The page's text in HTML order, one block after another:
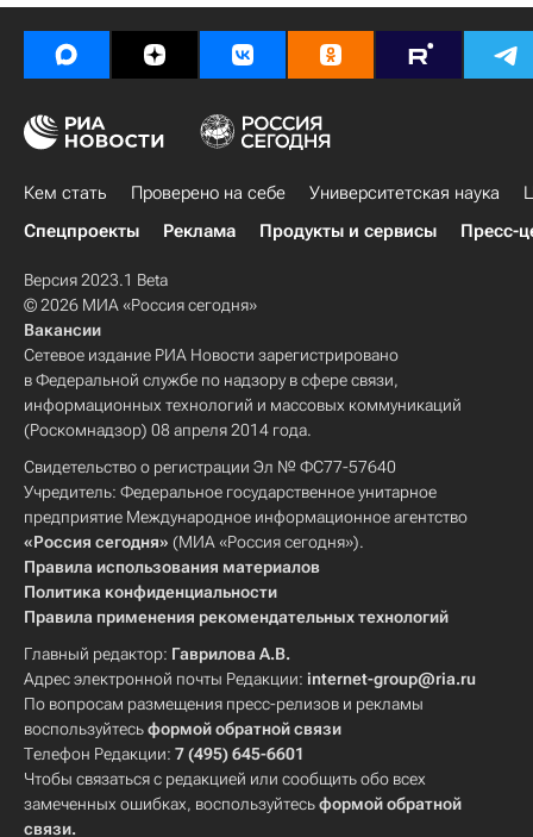
Кем стать Проверено на себе Университетская наука
Спецпроекты
Реклама Продукты и сервисы Пресс-
Версия 2023.1 Beta
© 2026 МИА «Россия сегодня»
Вакансии
Сетевое издание РИА Новости зарегистрировано
в Федеральной службе по надзору в сфере связи,
информационных технологий и массовых коммуникаций
(Роскомнадзор) 08 апреля 2014 года.
Свидетельство о регистрации Эл № ФС77-57640
Учредитель: Федеральное государственное унитарное
предприятие Международное информационное агентство
«Россия сегодня» (МИА «Россия сегодня»).
Правила использования материалов
Политика конфиденциальности
Правила применения рекомендательных технологий
Главный редактор: Гаврилова А.В.
Адрес электронной почты Редакции: internet-group@ria.ru
По вопросам размещения пресс-релизов и рекламы
воспользуйтесьформой обратной связи
Телефон Редакции: 7 (495) 645-6601
Чтобы связаться с редакцией или сообщить обо всех
замеченных ошибках, воспользуйтесьформой обратной
связи.